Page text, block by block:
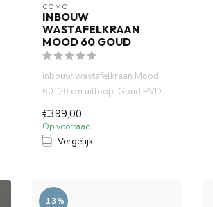
COMO
INBOUW
WASTAFELKRAAN
MOOD 60 GOUD
inbouw wastafelkraan Mood
60. 20 cm uitloop. Goud PVD-
€399,00
Op voorraad
Vergelijk
-13%